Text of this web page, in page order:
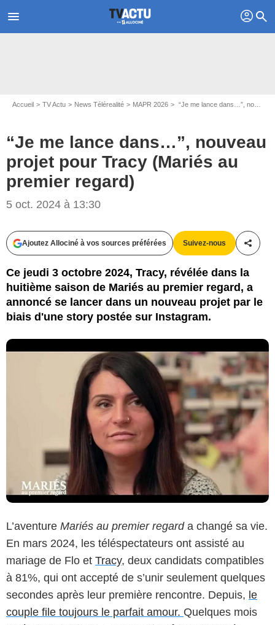
menu profil search
Accueil TV Actu News Télérealité MAPR 2026 “Je me lance dans…”, nouveau projet pour Tracy (Mariés au premier regard)
“Je me lance dans…”, nouveau
projet pour Tracy (Mariés au
premier regard)
5 oct. 2024 à 13:30
Ajoutez Allociné à vos sources préférées Suivez-nous
Ce jeudi 3 octobre 2024, Tracy, révélée dans la
huitième saison de Mariés au premier regard, a
annoncé se lancer dans un nouveau projet par le
biais d'une story postée sur Instagram.
Capture d'écran Mariés au premier regard / M6
L’aventure Mariés au premier regarda changé sa vie.
En mars 2024, les téléspectateurs ont assisté au
mariage de Flo et Tracy, deux candidats compatibles
à 81%, qui ont accepté de s’unir seulement quelques
secondes après leur première rencontre. Depuis, le
couple file toujours le parfait amour. Quelques mois